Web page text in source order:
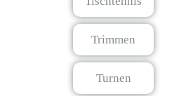
Trimmen
Turnen